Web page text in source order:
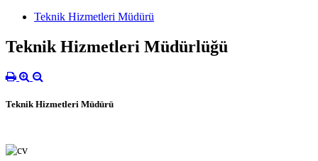
Teknik Hizmetleri Müdürü
Teknik Hizmetleri Müdürlüğü
Teknik Hizmetleri Müdürü